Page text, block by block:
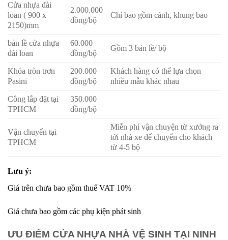
Cửa nhựa đài
loan ( 900 x
2150)mm
2.000.000
đồng/bộ
Chỉ bao gồm cánh, khung bao
bản lề cửa nhựa
đài loan
60.000
đồng/bộ
Gồm 3 bản lề/ bộ
Khóa tròn trơn
Pasini
200.000
đồng/bộ
Khách hàng có thể lựa chọn
nhiều mẫu khác nhau
Công lắp đặt tại
TPHCM
350.000
đồng/bộ
Vận chuyển tại
TPHCM
Miễn phí vận chuyện từ xưởng ra
tới nhà xe để chuyển cho khách
từ 4-5 bộ
Lưu ý:
Giá trên chưa bao gồm thuế VAT 10%
Giá chưa bao gồm các phụ kiện phát sinh
ƯU ĐIỂM CỬA NHỰA NHÀ VỆ SINH TẠI NINH